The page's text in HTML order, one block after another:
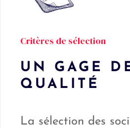
Critères de sélection
UN GAGE
QUALITÉ
La sélection des